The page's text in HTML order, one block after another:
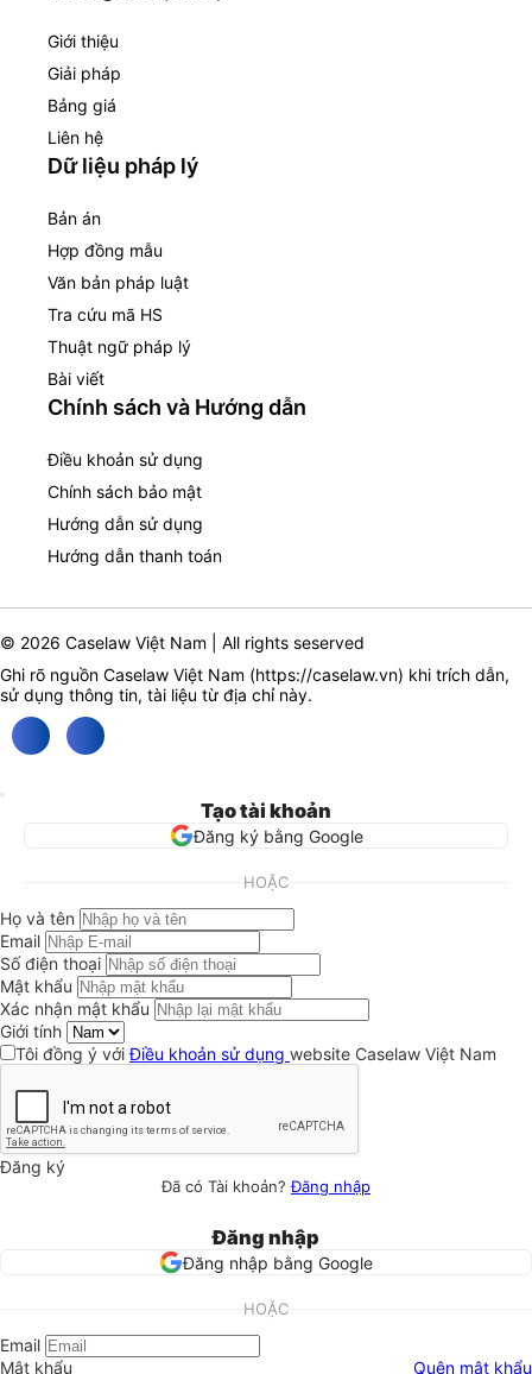
Giới thiệu
Giải pháp
Bảng giá
Liên hệ
Dữ liệu pháp lý
Bản án
Hợp đồng mẫu
Văn bản pháp luật
Tra cứu mã HS
Thuật ngữ pháp lý
Bài viết
Chính sách và Hướng dẫn
Điều khoản sử dụng
Chính sách bảo mật
Hướng dẫn sử dụng
Hướng dẫn thanh toán
© 2026 Caselaw Việt Nam | All rights seserved
Ghi rõ nguồn Caselaw Việt Nam (https://caselaw.vn) khi trích dẫn,
sử dụng thông tin, tài liệu từ địa chỉ này.
Tạo tài khoản
Đăng ký bằng Google
HOẶC
Họ và tên
Email
Số điện thoại
Mật khẩu
Xác nhận mật khẩu
Giới tính
Tôi đồng ý vớiĐiều khoản sử dụng website Caselaw Việt Nam
Đăng ký
Đã có Tài khoản?Đăng nhập
Đăng nhập
Đăng nhập bằng Google
HOẶC
Email
Mật khẩu
Quên mật khẩu